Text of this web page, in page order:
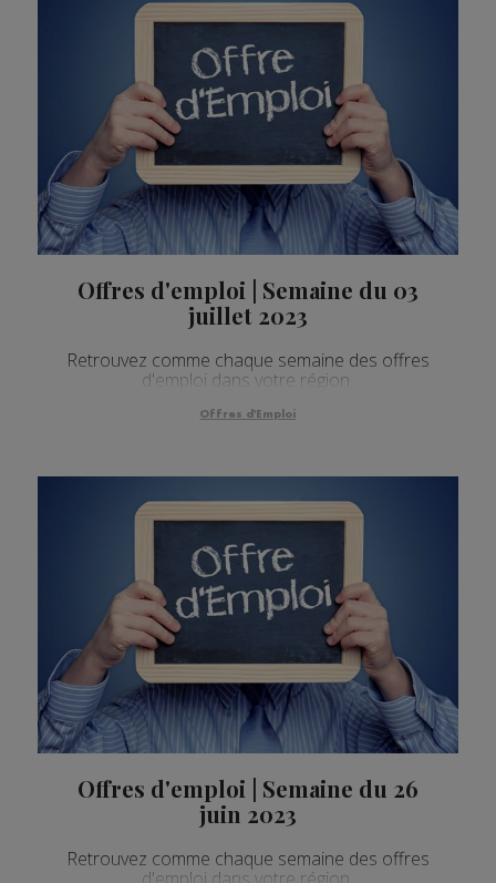
Offres d'emploi | Semaine du 03
juillet 2023
Retrouvez comme chaque semaine des offres
d'emploi dans votre région.
Offres d'Emploi
Offres d'emploi | Semaine du 26
juin 2023
Retrouvez comme chaque semaine des offres